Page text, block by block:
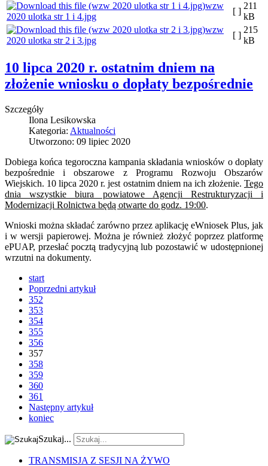
wzw
2020 ulotka str 1 i 4.jpg
[ ]
211
kB
wzw
2020 ulotka str 2 i 3.jpg
[ ]
215
kB
10 lipca 2020 r. ostatnim dniem na
złożenie wniosku o dopłaty bezpośrednie
Szczegóły
Ilona Lesikowska
Kategoria: Aktualności
Utworzono: 09 lipiec 2020
Dobiega końca tegoroczna kampania składania wniosków o dopłaty
bezpośrednie i obszarowe z Programu Rozwoju Obszarów
Wiejskich. 10 lipca 2020 r. jest ostatnim dniem na ich złożenie. Tego
dnia wszystkie biura powiatowe Agencji Restrukturyzacji i
Modernizacji Rolnictwa będą otwarte do godz. 19:00.
Wnioski można składać zarówno przez aplikację eWniosek Plus, jak
i w wersji papierowej. Można je również złożyć poprzez platformę
ePUAP, przesłać pocztą tradycyjną lub pozostawić w udostępnionej
wrzutni na dokumenty.
start
Poprzedni artykuł
352
353
354
355
356
357
358
359
360
361
Następny artykuł
koniec
Szukaj...
TRANSMISJA Z SESJI NA ŻYWO